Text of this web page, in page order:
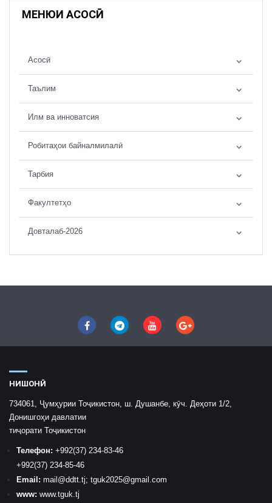
МЕНЮИ АСОСӢ
Асосӣ
Таълим
Илм ва инноватсия
Робитаҳои байналмилалӣ
Тарбия
Факултетҳо
Довталаб-2026
НИШОНӢ
734061, Ҷумҳурии Тоҷикистон, ш. Душанбе, кӯч. Деҳоти 1/2,
Донишгоҳи давлатии
тиҷорати Тоҷикистон
Телефон: +992(37) 234-83-46
+992(37) 234-85-46
Email: mail @ddtt.tj; tguk2025@gmail.com
www: www.tguk.tj